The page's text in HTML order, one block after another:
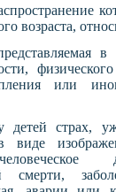
возраста,
или
детей страх,
в виде
смерти,